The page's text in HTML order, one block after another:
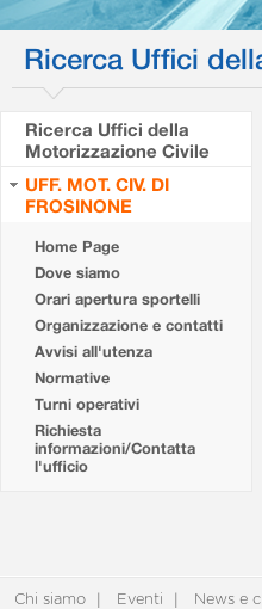
Ricerca Uffici
Ricerca Uffici della
Motorizzazione Civile
UFF. MOT. CIV. DI
FROSINONE
Home Page
Dove siamo
Orari apertura sportelli
Organizzazione e contatti
Avvisi all'utenza
Normative
Turni operativi
Richiesta
informazioni/Contatta
l'ufficio
Chi siamo Eventi News e